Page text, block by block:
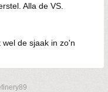
Alla de VS.
de sjaak in zo'n